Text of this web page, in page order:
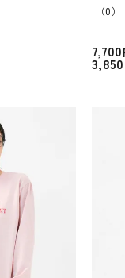
（0）
7,700
3,850